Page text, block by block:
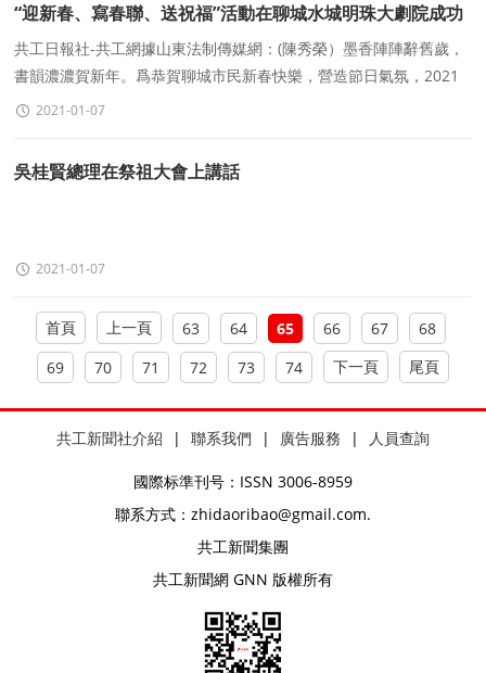
“迎新春、寫春聯、送祝福”活動在聊城水城明珠大劇院成功
舉辦
共工日報社-共工網據山東法制傳媒網：(陳秀榮）墨香陣陣辭舊歲，
書韻濃濃賀新年。爲恭賀聊城市民新春快樂，營造節日氣氛，2021
年1月5日，由聊城市保利大劇院管理有限公司、
2021-01-07
吳桂賢總理在祭祖大會上講話
2021-01-07
首頁 上一頁 63 64 65 66 67
68
69
70 71 72 73 74 下一頁 尾頁
共工新聞社介紹 | 聯系我們 | 廣告服務 | 人員查詢
國際标準刊号：ISSN 3006-8959
聯系方式：zhidaoribao@gmail.com.
共工新聞集團
共工新聞網 GNN 版權所有